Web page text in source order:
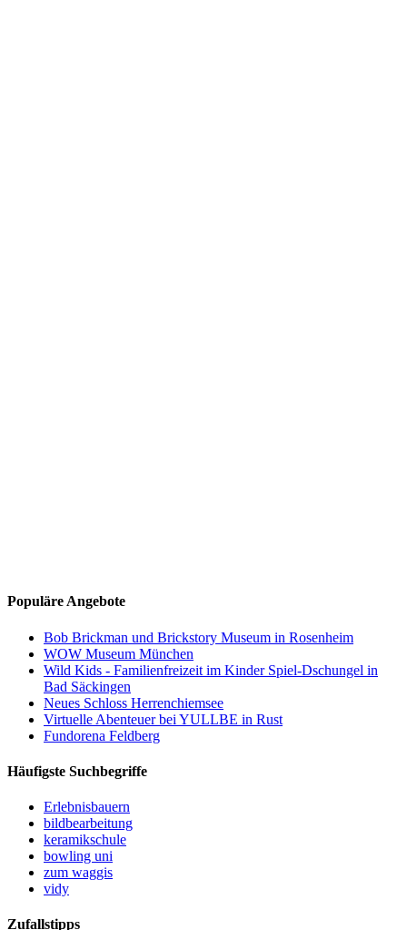
Populäre Angebote
Bob Brickman und Brickstory Museum in Rosenheim
WOW Museum München
Wild Kids - Familienfreizeit im Kinder Spiel-Dschungel in
Bad Säckingen
Neues Schloss Herrenchiemsee
Virtuelle Abenteuer bei YULLBE in Rust
Fundorena Feldberg
Häufigste Suchbegriffe
Erlebnisbauern
bildbearbeitung
keramikschule
bowling uni
zum waggis
vidy
Zufallstipps